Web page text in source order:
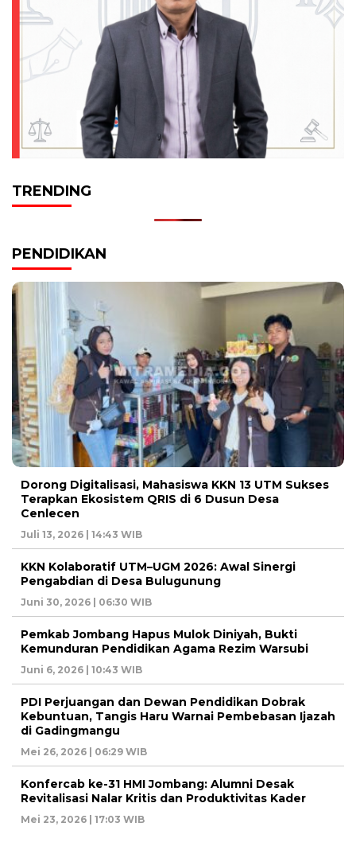
TRENDING
PENDIDIKAN
Dorong Digitalisasi, Mahasiswa KKN 13 UTM Sukses
Terapkan Ekosistem QRIS di 6 Dusun Desa
Cenlecen
Juli 13, 2026 | 14:43 WIB
KKN Kolaboratif UTM–UGM 2026: Awal Sinergi
Pengabdian di Desa Bulugunung
Juni 30, 2026 | 06:30 WIB
Pemkab Jombang Hapus Mulok Diniyah, Bukti
Kemunduran Pendidikan Agama Rezim Warsubi
Juni 6, 2026 | 10:43 WIB
PDI Perjuangan dan Dewan Pendidikan Dobrak
Kebuntuan, Tangis Haru Warnai Pembebasan Ijazah
di Gadingmangu
Mei 26, 2026 | 06:29 WIB
Konfercab ke-31 HMI Jombang: Alumni Desak
Revitalisasi Nalar Kritis dan Produktivitas Kader
Mei 23, 2026 | 17:03 WIB